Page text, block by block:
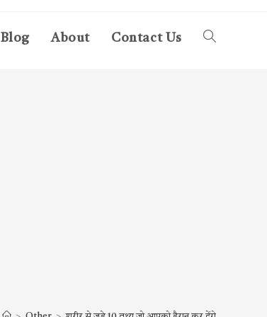
Blog About Contact Us Toggle